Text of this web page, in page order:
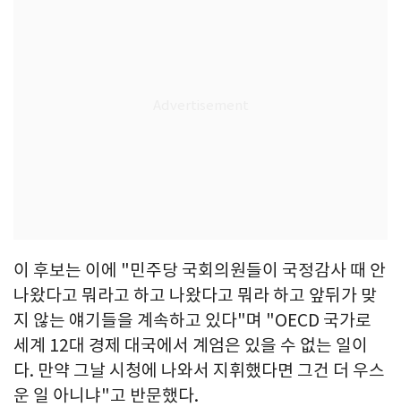
이 후보는 이에 "민주당 국회의원들이 국정감사 때 안
나왔다고 뭐라고 하고 나왔다고 뭐라 하고 앞뒤가 맞
지 않는 얘기들을 계속하고 있다"며 "OECD 국가로
세계 12대 경제 대국에서 계엄은 있을 수 없는 일이
다. 만약 그날 시청에 나와서 지휘했다면 그건 더 우스
운 일 아니냐"고 반문했다.